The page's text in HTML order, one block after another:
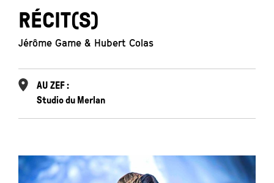
RÉCIT(S)
Jérôme Game & Hubert Colas
AU ZEF :
Studio du Merlan